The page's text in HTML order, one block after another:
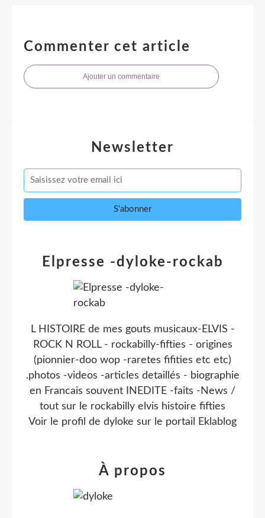
Commenter cet article
Ajouter un commentaire
Newsletter
Elpresse -dyloke-rockab
L HISTOIRE de mes gouts musicaux-ELVIS -
ROCK N ROLL - rockabilly-fifties - origines
(pionnier-doo wop -raretes fifities etc etc)
.photos -videos -articles detaillés - biographie
en Francais souvent INEDITE -faits -News /
tout sur le rockabilly elvis histoire fifties
Voir le profil de dyloke sur le portail Eklablog
À propos